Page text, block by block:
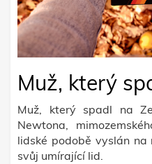
Muž, který
Muž, který spadl na
Newtona,
lidské podobě vyslán
svůj umírající lid.